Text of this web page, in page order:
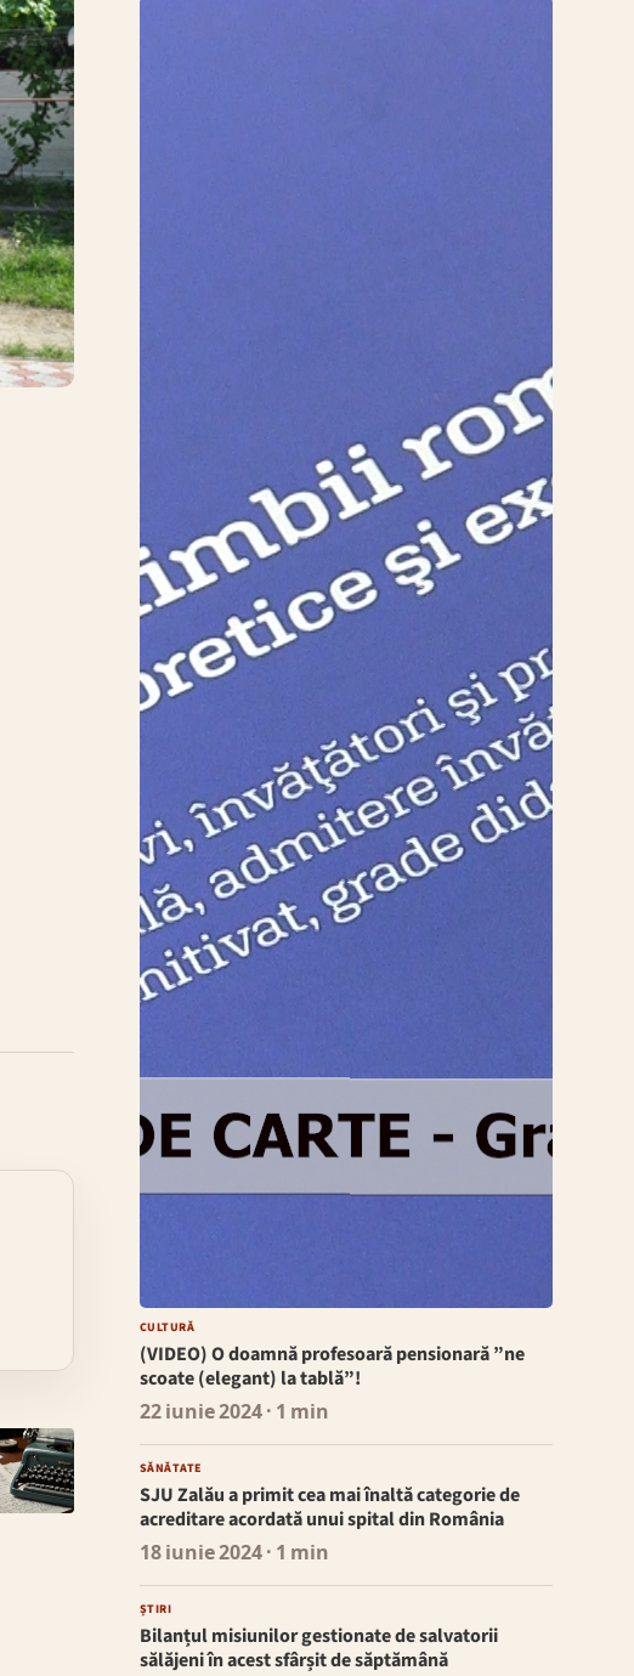
CULTURĂ
(VIDEO) O doamnă profesoară pensionară ”ne
scoate (elegant) la tablă”!
22 iunie 2024· 1 min
SĂNĂTATE
SJU Zalău a primit cea mai înaltă categorie de
acreditare acordată unui spital din România
18 iunie 2024· 1 min
ȘTIRI
Bilanțul misiunilor gestionate de salvatorii
sălăjeni în acest sfârșit de săptămână